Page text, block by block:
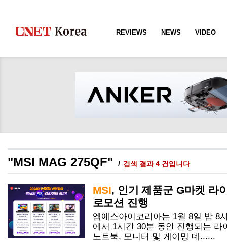
REVIEWS NEWS VIDEO
"MSI MAG 275QF" 검색 결과 4 건입니다
MSI, 인기 제품군 G마켓 라
로모션 진행
엠에스아이코리아는 1월 8일 밤 8
에서 1시간 30분 동안 진행되는
노트북, 모니터 및 게이밍 데......